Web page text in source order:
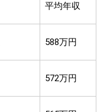
平均年収
588万円
572万円